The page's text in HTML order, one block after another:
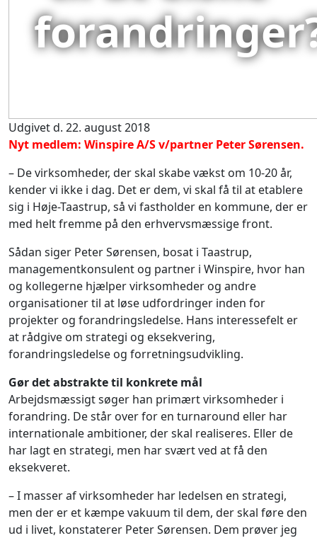
Udgivet d. 22. august 2018
Nyt medlem: Winspire A/S v/partner Peter Sørensen.
– De virksomheder, der skal skabe vækst om 10-20 år,
kender vi ikke i dag. Det er dem, vi skal få til at etablere
sig i Høje-Taastrup, så vi fastholder en kommune, der er
med helt fremme på den erhvervsmæssige front.
Sådan siger Peter Sørensen, bosat i Taastrup,
managementkonsulent og partner i Winspire, hvor han
og kollegerne hjælper virksomheder og andre
organisationer til at løse udfordringer inden for
projekter og forandringsledelse. Hans interessefelt er
at rådgive om strategi og eksekvering,
forandringsledelse og forretningsudvikling.
Gør det abstrakte til konkrete mål
Arbejdsmæssigt søger han primært virksomheder i
forandring. De står over for en turnaround eller har
internationale ambitioner, der skal realiseres. Eller de
har lagt en strategi, men har svært ved at få den
eksekveret.
– I masser af virksomheder har ledelsen en strategi,
men der er et kæmpe vakuum til dem, der skal føre den
ud i livet, konstaterer Peter Sørensen. Dem prøver jeg